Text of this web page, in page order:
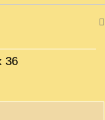
36